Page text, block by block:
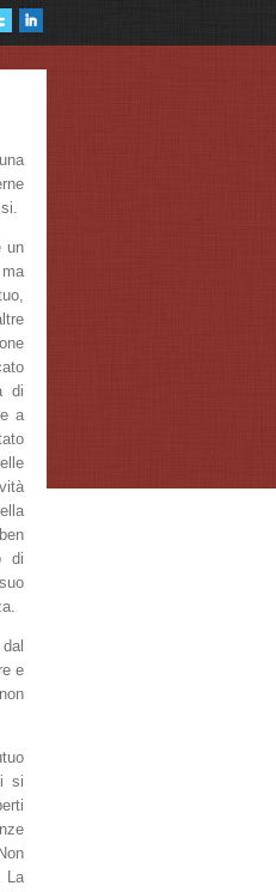
un
di
a
di
e
si
La